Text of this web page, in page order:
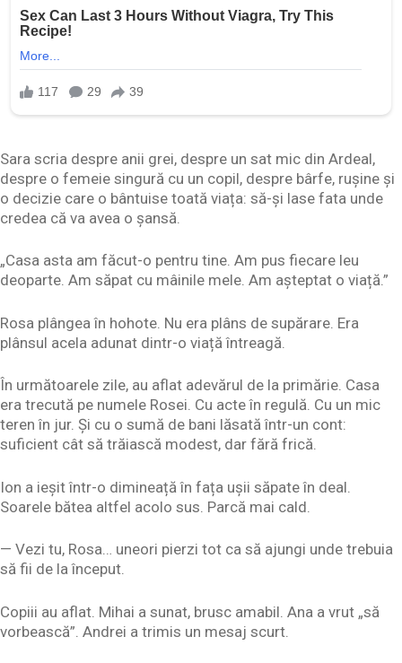
Sara scria despre anii grei, despre un sat mic din Ardeal,
despre o femeie singură cu un copil, despre bârfe, rușine și
o decizie care o bântuise toată viața: să-și lase fata unde
credea că va avea o șansă.
„Casa asta am făcut-o pentru tine. Am pus fiecare leu
deoparte. Am săpat cu mâinile mele. Am așteptat o viață.”
Rosa plângea în hohote. Nu era plâns de supărare. Era
plânsul acela adunat dintr-o viață întreagă.
În următoarele zile, au aflat adevărul de la primărie. Casa
era trecută pe numele Rosei. Cu acte în regulă. Cu un mic
teren în jur. Și cu o sumă de bani lăsată într-un cont:
suficient cât să trăiască modest, dar fără frică.
Ion a ieșit într-o dimineață în fața ușii săpate în deal.
Soarele bătea altfel acolo sus. Parcă mai cald.
— Vezi tu, Rosa… uneori pierzi tot ca să ajungi unde trebuia
să fii de la început.
Copiii au aflat. Mihai a sunat, brusc amabil. Ana a vrut „să
vorbească”. Andrei a trimis un mesaj scurt.